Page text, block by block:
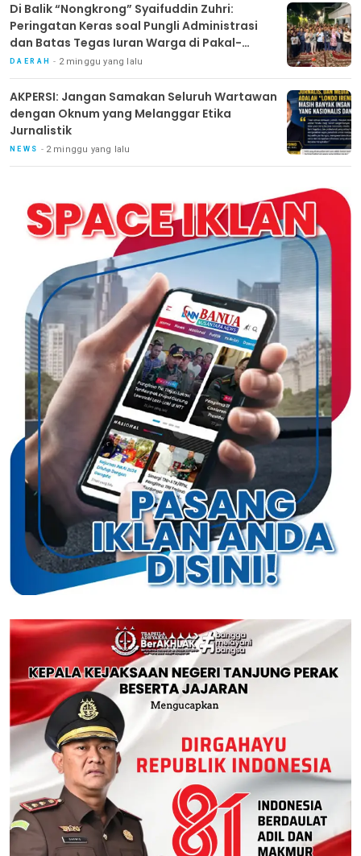
Di Balik “Nongkrong” Syaifuddin Zuhri:
Peringatan Keras soal Pungli Administrasi
dan Batas Tegas Iuran Warga di Pakal-
Benowo
DAERAH 2 minggu yang lalu
AKPERSI: Jangan Samakan Seluruh Wartawan
dengan Oknum yang Melanggar Etika
Jurnalistik
NEWS 2 minggu yang lalu